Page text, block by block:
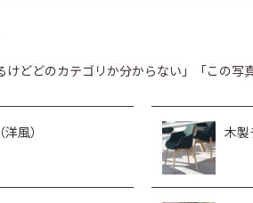
けどどのカテゴリか分からない」「この
風） 木製